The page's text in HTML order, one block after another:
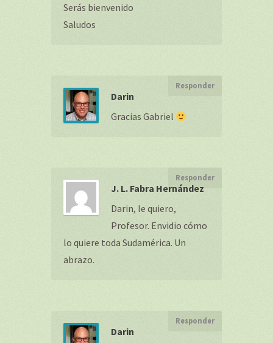
Serás bienvenido
Saludos
Darin
Responder
Gracias Gabriel
J. L. Fabra Hernández
Responder
Darin, le quiero,
Profesor. Envidio cómo
lo quiere toda Sudamérica. Un
abrazo.
Darin
Responder